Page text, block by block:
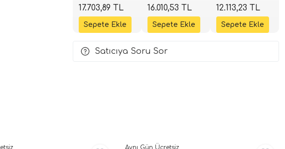
EVOX2 4
Kanallı Full
Range
2 Ohm
17.703,89 TL
Blok Class-D
Amplifikatör |
2000W RMS |
16.010,53 TL
Blok Class-D
Amplifikatör |
1000W RMS |
12.113,23 TL
Satıcıya Soru Sor
Aynı Gün Ücretsiz